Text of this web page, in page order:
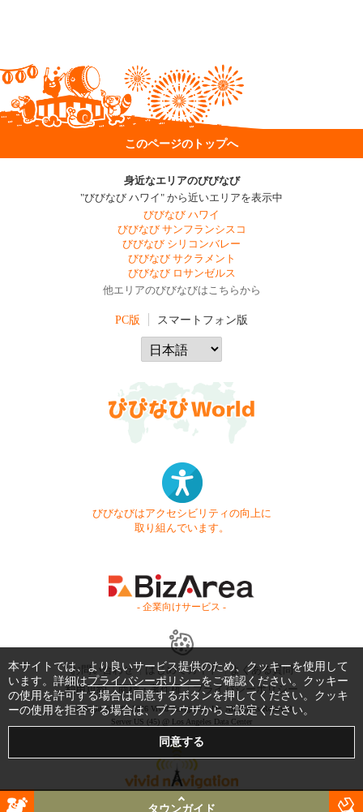
このページのトップへ
身近なエリアのびびなび
"びびなび ハワイ" から近いエリアを表示中
びびなび ハワイ
びびなび サンフランシスコ
びびなび シリコンバレー
びびなび サクラメント
びびなび ロサンゼルス
他エリアのびびなびはこちらから
PC版 スマートフォン版
びびなびはアクセシビリティの向上に
取り組んでいます。
- 企業向けサービス -
お問い合わせ はじめてガイド
よくある質問
利用規約
商標・著作権 プライバシーポリシー
Copyright © 1999-2026 Vivid Navigation, Inc. All Rights Reserved.
Server US (45) @ Los Angeles Data Center
タウンガイド
本サイトでは、より良いサービス提供のため、クッキーを使用して
います。詳細はプライバシーポリシーをご確認ください。クッキー
の使用を許可する場合は同意するボタンを押してください。クッキ
ーの使用を拒否する場合は、ブラウザからご設定ください。